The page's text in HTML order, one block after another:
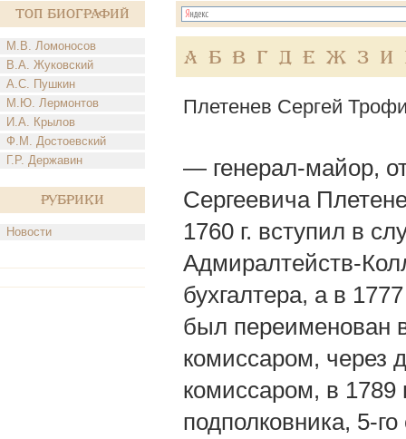
Топ Биографий
М.В. Ломоносов
В.А. Жуковский
А.С. Пушкин
М.Ю. Лермонтов
И.А. Крылов
Ф.М. Достоевский
Г.Р. Державин
Рубрики
Новости
А Б В Г Д Е Ж З И
Плетенев Сергей
— генерал-майор,
Сергеевича
1760 г. вступил в
Адмиралтейств-
бухгалтера, а в
был переименован
комиссаром, через
комиссаром, в 1789
подполковника, 5-